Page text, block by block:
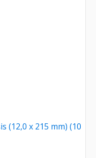
(12,0 x 215 mm) (10